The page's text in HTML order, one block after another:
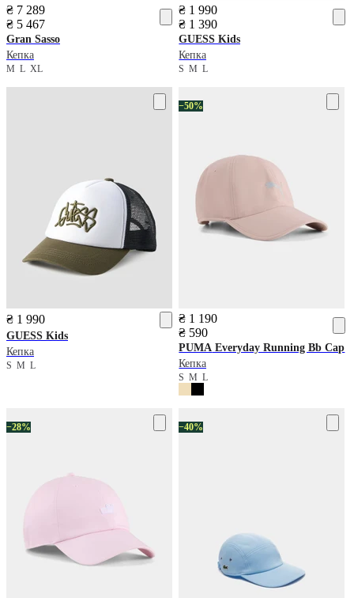
₴ 7 289
₴ 5 467
Gran Sasso
Кепка
M L XL
₴ 1 990
₴ 1 390
GUESS Kids
Кепка
SML
₴ 1 990
GUESS Kids
Кепка
S M L
−50%
₴ 1 190
₴ 590
PUMA Everyday Running Bb Cap
Кепка
SML
−28% −40%